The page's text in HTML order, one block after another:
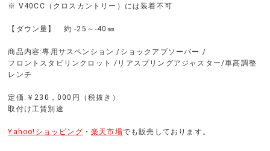
※ V40CC（クロスカントリー）には装着不可
【ダウン量】 約 -25～-40㎜
商品内容:専用サスペンション /ショックアブソーバー /
フロントスタビリンクロット /リアスプリングアジャスター/車高調整
レンチ
定価:￥230，000円（税抜き）
取付け工賃別途
Yahoo!ショッピング ・楽天市場でも販売しております。